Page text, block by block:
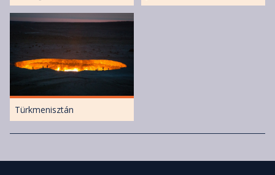
Türkmenisztán